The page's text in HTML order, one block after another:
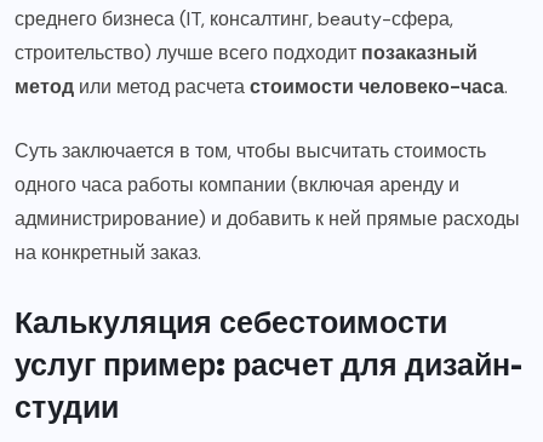
среднего бизнеса (IT, консалтинг, beauty-сфера,
строительство) лучше всего подходит позаказный
метод или метод расчетастоимости человеко-часа.
Суть заключается в том, чтобы высчитать стоимость
одного часа работы компании (включая аренду и
администрирование) и добавить к ней прямые расходы
на конкретный заказ.
Калькуляция себестоимости
услуг пример: расчет для дизайн-
студии